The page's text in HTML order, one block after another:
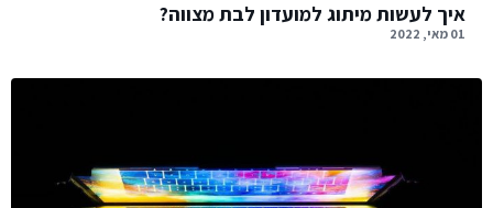
איך לעשות מיתוג למועדון לבת מצווה?
01 מאי, 2022